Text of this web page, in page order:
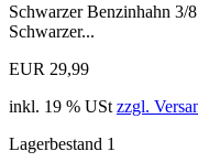
Schwarzer Benzinhahn
Schwarzer...
EUR 29,99
inkl. 19 % USt zzgl.
Lagerbestand 1